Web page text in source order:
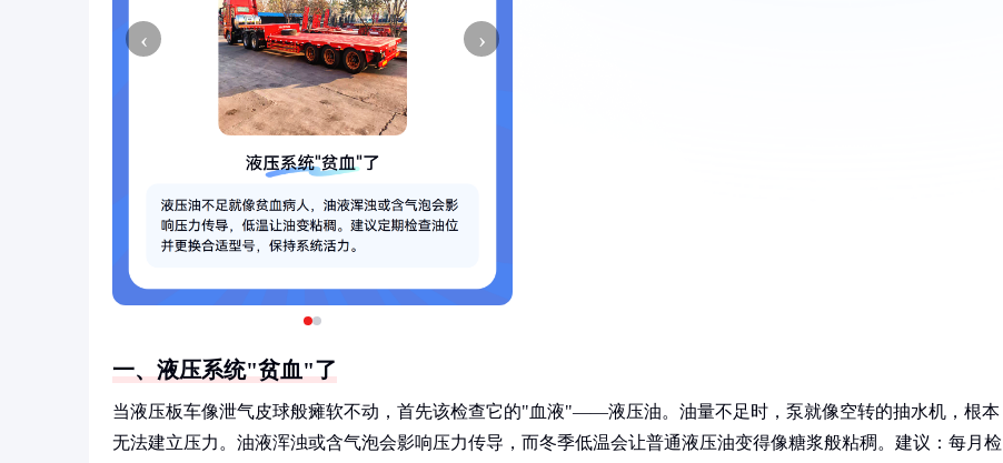
‹ ›
一、液压系统"贫血"了
当液压板车像泄气皮球般瘫软不动，首先该检查它的"血液"——液压油。油量不足时，泵就像空转的抽水机，根本
无法建立压力。油液浑浊或含气泡会影响压力传导，而冬季低温会让普通液压油变得像糖浆般粘稠。建议：每月检